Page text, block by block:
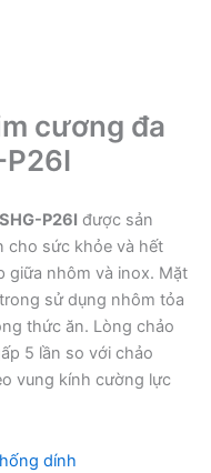
cương đa
P26I
P26I được sản
cho sức khỏe và hết
giữa nhôm và inox. Mặt
sử dụng nhôm tỏa
thức ăn. Lòng chảo
5 lần so với chảo
vung kính cường lực
dính